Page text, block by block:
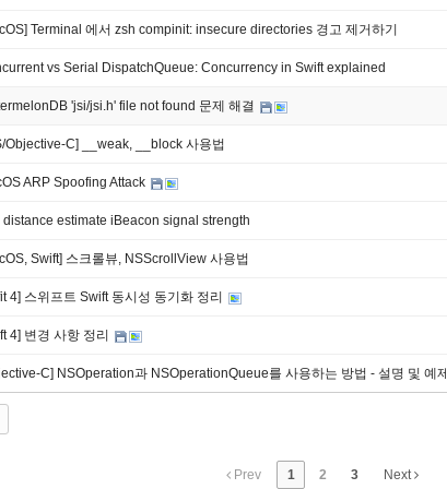
Terminal 에서 zsh compinit: insecure directories 경고 제거하기
vs Serial DispatchQueue: Concurrency in Swift explained
'jsi/jsi.h' file not found 문제 해결
Objective-C] __weak, __block 사용법
ARP Spoofing Attack
distance estimate iBeacon signal strength
Swift] 스크롤뷰, NSScrollView 사용법
4] 스위프트 Swift 동시성 동기화 정리
4] 변경 사항 정리
C] NSOperation과 NSOperationQueue를 사용하는 방법 - 설명 및 예제
Prev 1 2 3 Next